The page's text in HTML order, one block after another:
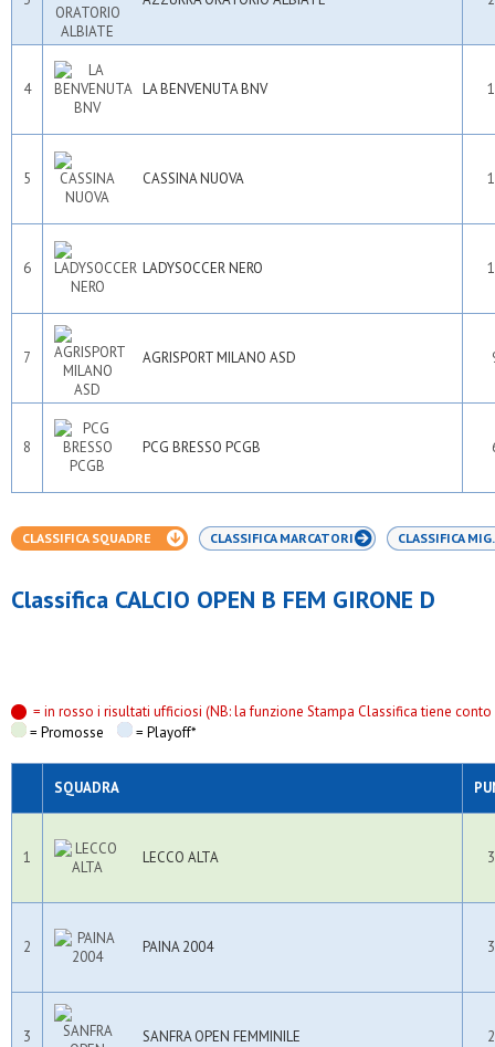
4 LA BENVENUTA BNV
5 CASSINA NUOVA
6 LADYSOCCER NERO
7 AGRISPORT MILANO ASD
8 PCG BRESSO PCGB
CLASSIFICA SQUADRE CLASSIFICA MARCATORI CLASSIFICA
Classifica CALCIO OPEN B FEM GIRONE D
= in rosso i risultati ufficiosi (NB: la funzione Stampa Classifica tiene
= Promosse
= Playoff*
SQUADRA
1 LECCO ALTA
2 PAINA 2004
3 SANFRA OPEN FEMMINILE